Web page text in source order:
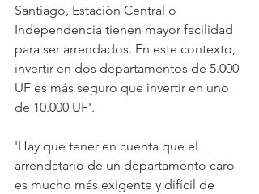
Santiago, Estación Central o
Independencia tienen mayor facilidad
para ser arrendados. En este contexto,
invertir en dos departamentos de 5.000
UF es más seguro que invertir en uno
de 10.000 UF'.
'Hay que tener en cuenta que el
arrendatario de un departamento caro
es mucho más exigente y difícil de